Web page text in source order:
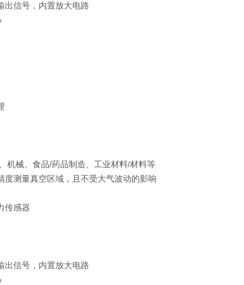
出信号，内置放大电路
机械、食品/药品制造、工业材料/材料等
度测量真空区域，且不受大气波动的影响
传感器
出信号，内置放大电路